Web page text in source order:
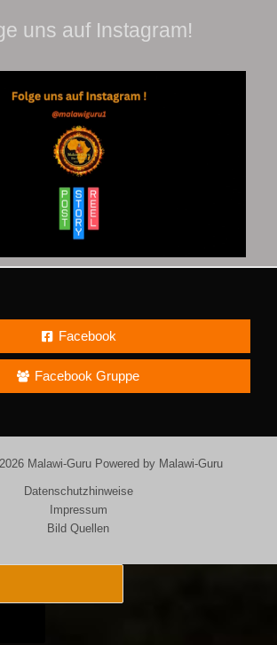
uns auf Instagram!
Facebook
Facebook Gruppe
Malawi-Guru Powered by Malawi-Guru
Datenschutzhinweise
Impressum
Bild Quellen